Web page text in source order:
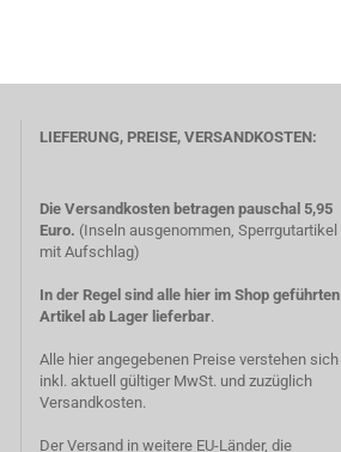
LIEFERUNG, PREISE, VERSANDKOSTEN:
Die Versandkosten betragen pauschal 5,95
Euro. (Inseln ausgenommen, Sperrgutartikel
mit Aufschlag)
In der Regel sind alle hier im Shop geführten
Artikel ab Lager lieferbar.
Alle hier angegebenen Preise verstehen sich
inkl. aktuell gültiger MwSt. und zuzüglich
Versandkosten.
Der Versand in weitere EU-Länder, die